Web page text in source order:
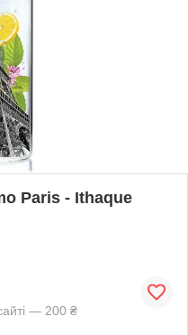
Paris - Ithaque
— 200 ₴